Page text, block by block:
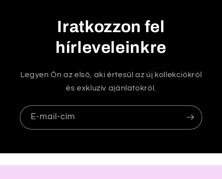
Iratkozzon fel
hírleveleinkre
Legyen Ön az első, aki értesül az új kollekciókról
és exkluzív ajánlatokról.
E-mail-cím